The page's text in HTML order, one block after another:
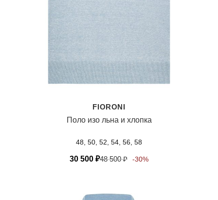
FIORONI
Поло изо льна и хлопка
48, 50, 52, 54, 56, 58
30 500 ₽48 500₽ -30%